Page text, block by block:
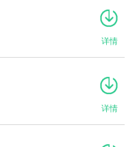
详情
详情